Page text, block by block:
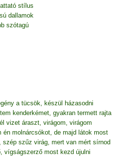
stílus
dallamok
szótagú
a tücsök, készül házasodni
kenderkémet, gyakran termett rajta
vizet áraszt, virágom, virágom
én molnárcsókot, de majd látok most
szép szűz virág, mert van mért sírnod
vígságszerző most kezd újulni